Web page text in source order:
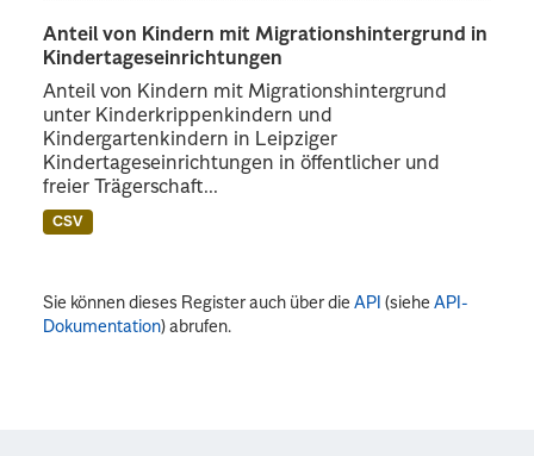
Anteil von Kindern mit Migrationshintergrund in
Kindertageseinrichtungen
Anteil von Kindern mit Migrationshintergrund
unter Kinderkrippenkindern und
Kindergartenkindern in Leipziger
Kindertageseinrichtungen in öffentlicher und
freier Trägerschaft...
CSV
Sie können dieses Register auch über dieAPI (sieheAPI-
Dokumentation) abrufen.